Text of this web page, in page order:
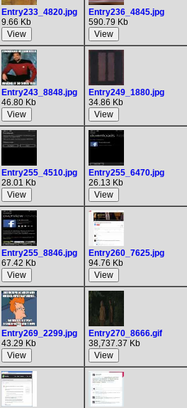
Entry233_4820.jpg
9.66 Kb
Entry236_4845.jpg
590.79 Kb
Entry243_8848.jpg
46.80 Kb
Entry249_1880.jpg
34.86 Kb
Entry255_4510.jpg
28.01 Kb
Entry255_6470.jpg
26.13 Kb
Entry255_8846.jpg
67.42 Kb
Entry260_7625.jpg
94.76 Kb
Entry269_2299.jpg
43.29 Kb
Entry270_8666.gif
38,737.37 Kb